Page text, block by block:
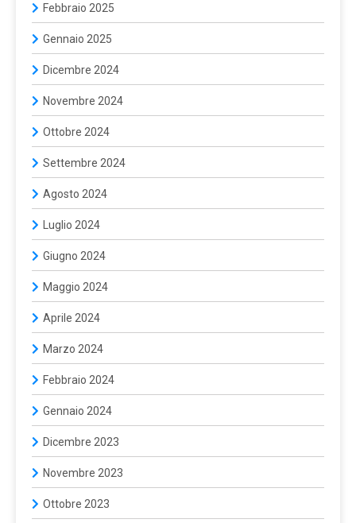
Febbraio 2025
Gennaio 2025
Dicembre 2024
Novembre 2024
Ottobre 2024
Settembre 2024
Agosto 2024
Luglio 2024
Giugno 2024
Maggio 2024
Aprile 2024
Marzo 2024
Febbraio 2024
Gennaio 2024
Dicembre 2023
Novembre 2023
Ottobre 2023